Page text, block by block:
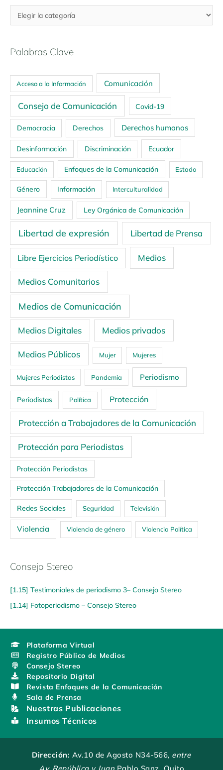
Palabras Clave
Acceso a la Información Comunicación
Consejo de Comunicación Covid-19
Democracia Derechos Derechos humanos
Desinformación Discriminación Ecuador
Educación Enfoques de la Comunicación Estado
Género Información Interculturalidad
Jeannine Cruz Ley Orgánica de Comunicación
Libertad de expresión Libertad de Prensa
Libre Ejercicios Periodístico Medios
Medios Comunitarios
Medios de Comunicación
Medios Digitales Medios privados
Medios Públicos Mujer Mujeres
Mujeres Periodistas Pandemia Periodismo
Periodistas Política Protección
Protección a Trabajadores de la Comunicación
Protección para Periodistas
Protección Periodistas
Protección Trabajadores de la Comunicación
Redes Sociales Seguridad Televisión
Violencia Violencia de género Violencia Política
Consejo Stereo
[1.15] Testimoniales de periodismo 3– Consejo Stereo
[1.14] Fotoperiodismo – Consejo Stereo
Plataforma Virtual
Registro Público de Medios
Consejo Stereo
Repositorio Digital
Revista Enfoques de la Comunicación
Sala de Prensa
Nuestras Publicaciones
Insumos Técnicos
Dirección: Av.10 de Agosto N34-566, entre